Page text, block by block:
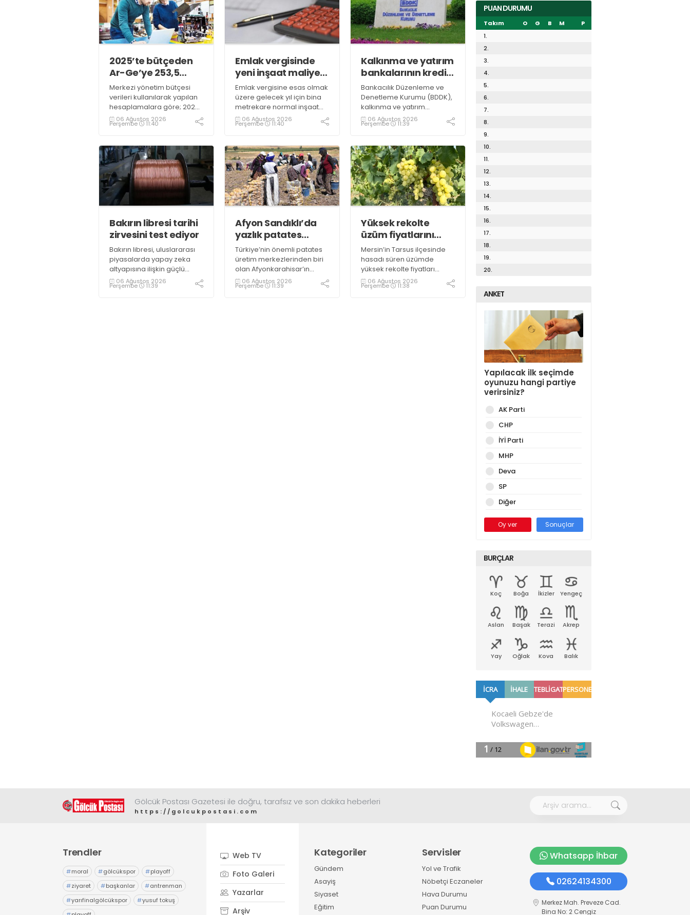
2025’te bütçeden
Ar-Ge’ye 253,5
milyar lira harcandı
Merkezi yönetim bütçesi
verileri kullanılarak yapılan
hesaplamalara göre; 2025
yılında Ar-Ge faaliyetleri için
gerçekleştirilen harcama
oldu. Ar-Ge harcamalarının
merkezi yönetim bütçesi
içerisindeki oranı yüzde 1,58
oldu
06 Ağustos 2026
Perşembe 11:40
Emlak vergisinde
yeni inşaat maliyet
bedelleri belirlendi
Emlak vergisine esas olmak
üzere gelecek yıl için bina
metrekare normal inşaat
maliyet bedelleri,
meskenler açısından 604,1
arasında değişecek
06 Ağustos 2026
Perşembe 11:40
Kalkınma ve yatırım
bankalarının kredi
sınırlarında
değişiklik
Bankacılık Düzenleme ve
Denetleme Kurumu (BDDK),
kalkınma ve yatırım
bankalarının kredi sınırlarına
ilişkin düzenleme yaptı
06 Ağustos 2026
Perşembe 11:39
Bakırın libresi tarihi
zirvesini test ediyor
Bakırın libresi, uluslararası
piyasalarda yapay zeka
altyapısına ilişkin güçlü
yatırımlardan kaynaklı
yoğun talep ve yenilenebilir
06 Ağustos 2026
Perşembe 11:39
Afyon Sandıklı’da
yazlık patates
hasadı
Türkiye’nin önemli patates
üretim merkezlerinden biri
olan Afyonkarahisar’ın
Sandıklı ilçesinde yazlık
patates sökümü başlarken,
06 Ağustos 2026
Perşembe 11:39
Yüksek rekolte
üzüm fiyatlarını
düşürdü
Mersin’in Tarsus ilçesinde
hasadı süren üzümde
yüksek rekolte fiyatları
düşürdü. Üzümün bağda
kilogramının 10-15 liraya
06 Ağustos 2026
Perşembe 11:38
PUAN DURUMU
Takım O G B M
P
1.
2.
3.
4.
5.
6.
7.
8.
9.
10.
11.
12.
13.
14.
15.
16.
17.
18.
19.
20.
ANKET
Yapılacak ilk seçimde
oyunuzu hangi partiye
verirsiniz?
AK Parti
CHP
İYİ Parti
MHP
Deva
SP
Diğer
Oy ver Sonuçlar
BURÇLAR
Koç Boğa İkizler Yengeç
Aslan Başak Terazi Akrep
Yay Oğlak Kova Balık
Gölcük Postası Gazetesi ile doğru, tarafsız ve son dakika heberleri
https://golcukpostasi.com
Trendler
#moral #gölcükspor #playoff
#ziyaret #başkanlar #antrenman
#yarıfinalgölcükspor #yusuf tokuş
Web TV
Foto Galeri
Yazarlar
Arşiv
Kategoriler
Gündem
Asayiş
Siyaset
Eğitim
Servisler
Yol ve Trafik
Nöbetçi Eczaneler
Hava Durumu
Puan Durumu
Whatsapp İhbar
02624134300
Merkez Mah. Preveze Cad.
Bina No: 2 Cengiz